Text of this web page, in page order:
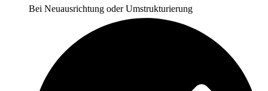
Bei Neuausrichtung oder Umstrukturierung